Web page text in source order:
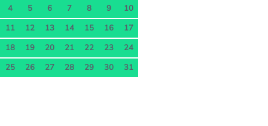
4
5 6 7 8 9
10
11
12 13 14 15 16
17
18
19 20 21 22 23
24
25
26 27 28 29 30 31